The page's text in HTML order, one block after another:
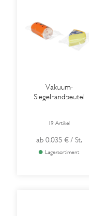
Vakuum-
Siegelrandbeutel
19 Artikel
ab 0,035 € / St.
Lagersortiment